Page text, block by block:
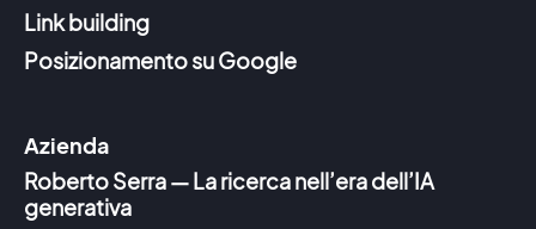
Link building
Posizionamento su Google
Azienda
Roberto Serra — La ricerca nell’era dell’IA
generativa